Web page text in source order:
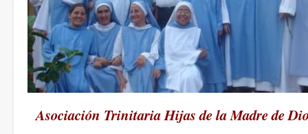
Asociación Trinitaria Hijas de la Madre de